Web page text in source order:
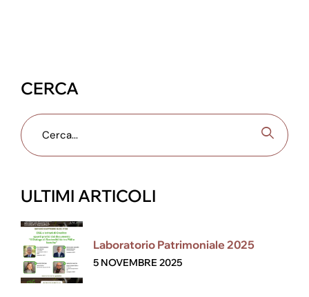
CERCA
ULTIMI ARTICOLI
Laboratorio Patrimoniale 2025
5 NOVEMBRE 2025